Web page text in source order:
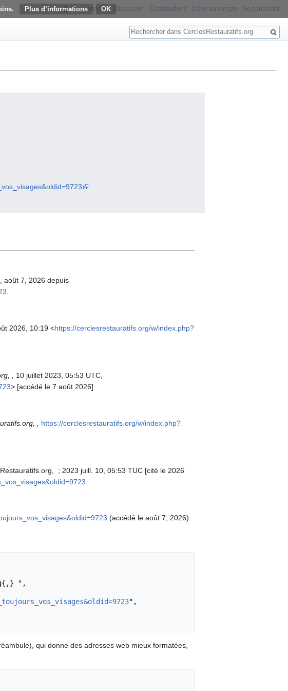
Plus d’informations
août 7, 2026 depuis
.
2026, 10:19 <https://cerclesrestauratifs.org/w/index.php?
, 10 juillet 2023, 05:53 UTC,
> [accédé le 7 août 2026]
,
https://cerclesrestauratifs.org/w/index.php?
; 2023 juill. 10, 05:53 TUC [cité le 2026
(accédé le août 7, 2026).
",
qui donne des adresses web mieux formatées,
Non connecté Discussion Contributions Créer un compte Se connecter
Rechercher